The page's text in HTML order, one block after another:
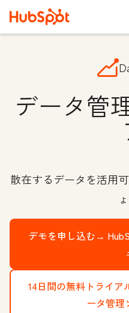
データ管
散在するデータを活用
デモを申し込む→
14日間の無料トライ
ータ管理